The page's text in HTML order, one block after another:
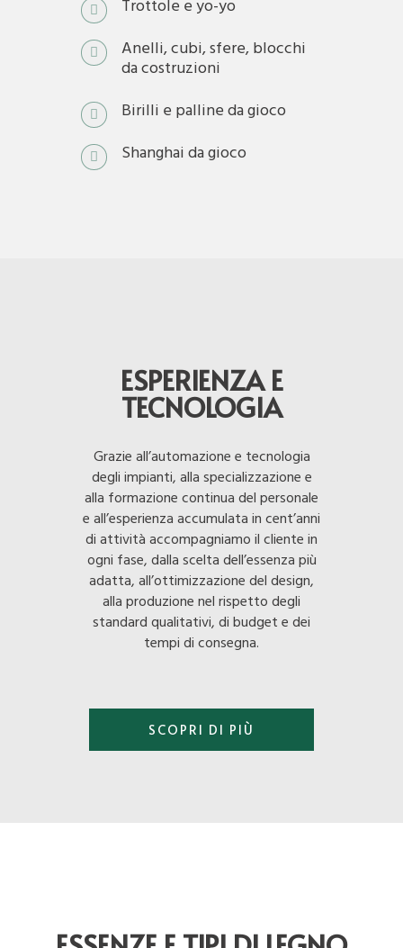
Trottole e yo-yo
Anelli, cubi, sfere, blocchi
da costruzioni
Birilli e palline da gioco
Shanghai da gioco
ESPERIENZA E
TECNOLOGIA
Grazie all’automazione e tecnologia
degli impianti, alla specializzazione e
alla formazione continua del personale
e all’esperienza accumulata in cent’anni
di attività accompagniamo il cliente in
ogni fase, dalla scelta dell’essenza più
adatta, all’ottimizzazione del design,
alla produzione nel rispetto degli
standard qualitativi, di budget e dei
tempi di consegna.
SCOPRI DI PIÙ